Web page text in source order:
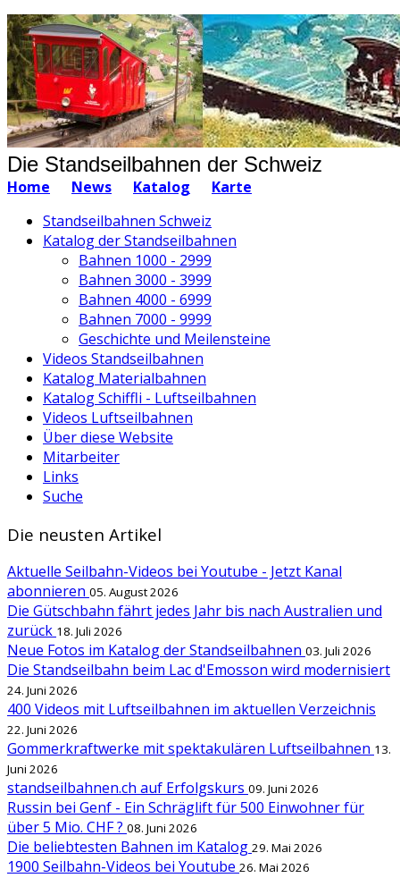
Die Standseilbahnen der Schweiz
Home News Katalog
Karte
Standseilbahnen Schweiz
Katalog der Standseilbahnen
Bahnen 1000 - 2999
Bahnen 3000 - 3999
Bahnen 4000 - 6999
Bahnen 7000 - 9999
Geschichte und Meilensteine
Videos Standseilbahnen
Katalog Materialbahnen
Katalog Schiffli - Luftseilbahnen
Videos Luftseilbahnen
Über diese Website
Mitarbeiter
Links
Suche
Die neusten Artikel
Aktuelle Seilbahn-Videos bei Youtube - Jetzt Kanal
abonnieren 05. August 2026
Die Gütschbahn fährt jedes Jahr bis nach Australien und
zurück 18. Juli 2026
Neue Fotos im Katalog der Standseilbahnen 03. Juli 2026
Die Standseilbahn beim Lac d'Emosson wird modernisiert
24. Juni 2026
400 Videos mit Luftseilbahnen im aktuellen Verzeichnis
22. Juni 2026
Gommerkraftwerke mit spektakulären Luftseilbahnen 13.
Juni 2026
standseilbahnen.ch auf Erfolgskurs 09. Juni 2026
Russin bei Genf - Ein Schräglift für 500 Einwohner für
über 5 Mio. CHF ? 08. Juni 2026
Die beliebtesten Bahnen im Katalog 29. Mai 2026
1900 Seilbahn-Videos bei Youtube 26. Mai 2026